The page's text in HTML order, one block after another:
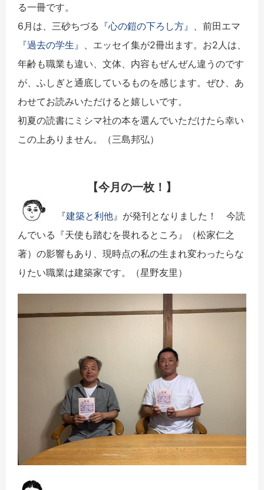
る一冊です。
6月は、三砂ちづる 『心の鎧の下ろし方』
、前田エマ
『過去の学生』
、エッセイ集が2冊出ます。お2人は、
年齢も職業も違い、文体、内容もぜんぜん違うのです
が、ふしぎと通底しているものを感じます。ぜひ、あ
わせてお読みいただけると嬉しいです。
初夏の読書にミシマ社の本を選んでいただけたら幸い
この上ありません。（三島邦弘）
【今月の一枚！】
『建築と利他 』が発刊となりました！ 今読
んでいる『天使も踏むを畏れるところ』（松家仁之
著）の影響もあり、現時点の私の生まれ変わったらな
りたい職業は建築家です。（星野友里）